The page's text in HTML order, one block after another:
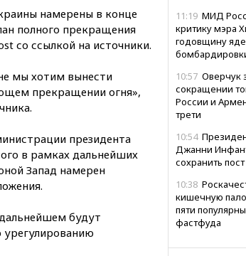
11:19 МИД
критику мэра
годовщину
10:57 Оверчук
сокращении
России и
трети
10:54
Джанни
сохранить пост
10:38
кишечную
пяти
фастфуда
намерены в конце
полного прекращения
со ссылкой на источники.
мы хотим вынести
прекращении огня»,
президента
в рамках дальнейших
Запад намерен
будут